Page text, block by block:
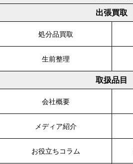
出張買取
処分品買取
生前整理
取扱品目
会社概要
メディア紹介
お役立ちコラム